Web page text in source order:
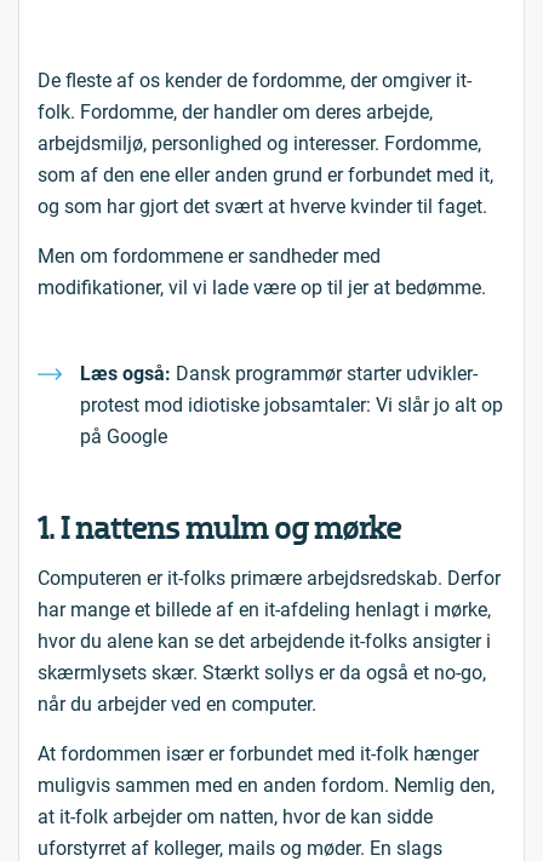
De fleste af os kender de fordomme, der omgiver it-
folk. Fordomme, der handler om deres arbejde,
arbejdsmiljø, personlighed og interesser. Fordomme,
som af den ene eller anden grund er forbundet med it,
og som har gjort det svært at hverve kvinder til faget.
Men om fordommene er sandheder med
modifikationer, vil vi lade være op til jer at bedømme.
Læs også: Dansk programmør starter udvikler-
protest mod idiotiske jobsamtaler: Vi slår jo alt op
på Google
1. I nattens mulm og mørke
Computeren er it-folks primære arbejdsredskab. Derfor
har mange et billede af en it-afdeling henlagt i mørke,
hvor du alene kan se det arbejdende it-folks ansigter i
skærmlysets skær. Stærkt sollys er da også et no-go,
når du arbejder ved en computer.
At fordommen især er forbundet med it-folk hænger
muligvis sammen med en anden fordom. Nemlig den,
at it-folk arbejder om natten, hvor de kan sidde
uforstyrret af kolleger, mails og møder. En slags